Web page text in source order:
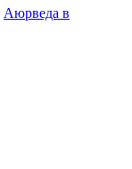
Аюрведа в